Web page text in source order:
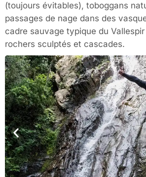
(toujours évitables), toboggans
passages de nage dans des
cadre sauvage typique du
rochers sculptés et cascades.